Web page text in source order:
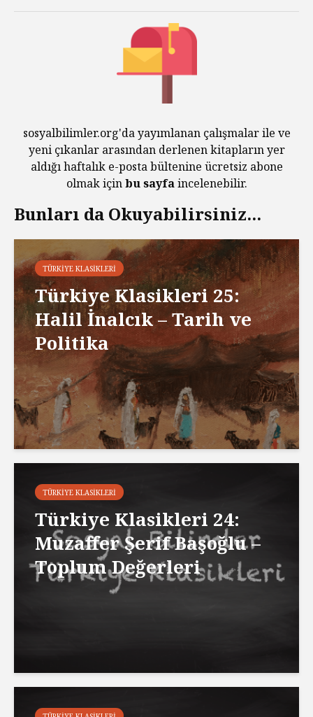
sosyalbilimler.org'da yayımlanan çalışmalar ile ve
yeni çıkanlar arasından derlenen kitapların yer
aldığı haftalık e-posta bültenine ücretsiz abone
olmak içinbu sayfaincelenebilir.
Bunları da Okuyabilirsiniz...
TÜRKIYE KLASIKLERI
Türkiye Klasikleri 25:
Halil İnalcık – Tarih ve
Politika
TÜRKIYE KLASIKLERI
Türkiye Klasikleri 24:
Muzaffer Şerif Başoğlu –
Toplum Değerleri